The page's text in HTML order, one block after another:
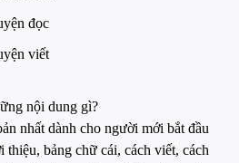
đọc
viết
nội dung gì?
nhất dành cho người mới bắt đầu
bảng chữ cái, cách viết, cách